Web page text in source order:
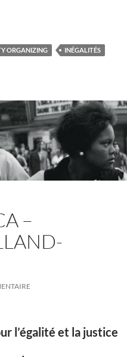
d’ATD Quart-Monde
ORGANIZING
INÉGALITÉS
–
l’égalité et la justice